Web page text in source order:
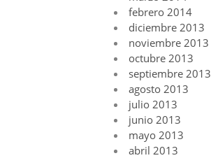
febrero 2014
diciembre 2013
noviembre 2013
octubre 2013
septiembre 2013
agosto 2013
julio 2013
junio 2013
mayo 2013
abril 2013